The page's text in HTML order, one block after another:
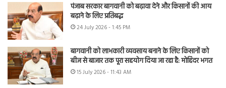
पंजाब सरकार बागवानी को बढ़ावा देने और किसानों की आय
बढ़ाने के लिए प्रतिबद्ध
24 July 2026 - 1:45 PM
बागवानी को लाभकारी व्यवसाय बनाने के लिए किसानों को
बीज से बाजार तक पूरा सहयोग दिया जा रहा है: मोहिंदर भगत
15 July 2026 - 11:43 AM